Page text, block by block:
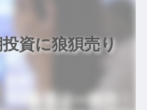
資に狼狽売り